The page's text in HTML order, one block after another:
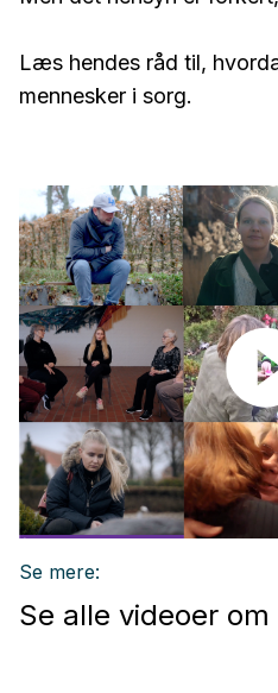
Læs hendes råd til,
mennesker i sorg.
Se mere:
Se alle videoer